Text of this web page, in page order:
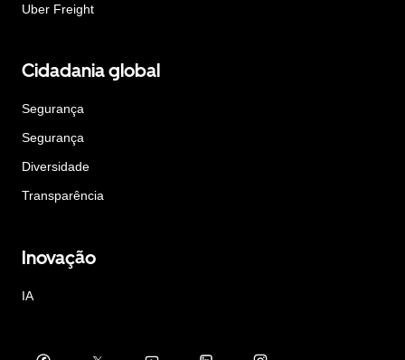
Uber Freight
Cidadania global
Segurança
Segurança
Diversidade
Transparência
Inovação
IA